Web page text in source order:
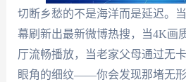
切断乡愁的不是海洋而是延迟。
幕刷新出最新微博热搜，当4K画
厅流畅播放，当老家父母通过无
眼角的细纹——你会发现那堵无